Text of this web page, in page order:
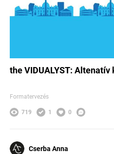
the VIDUALYST:
Formatervezés
719 1 0
Cserba Anna